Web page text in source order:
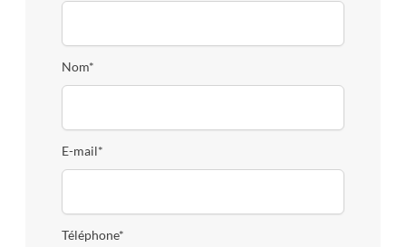
Nom*
E-mail*
Téléphone*